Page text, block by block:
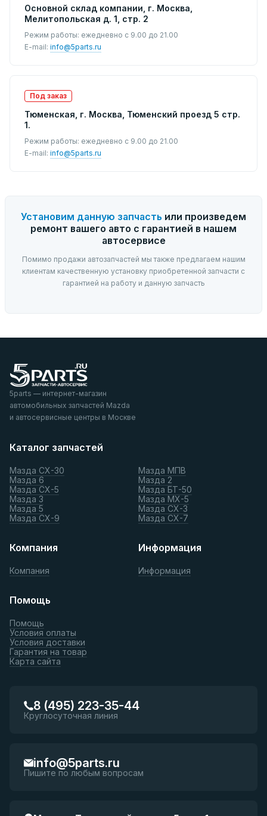
Основной склад компании, г. Москва,
Мелитопольская д. 1, стр. 2
Режим работы: ежедневно с 9.00 до 21.00
E-mail: info@5parts.ru
Под заказ
Тюменская, г. Москва, Тюменский проезд 5 стр.
1.
Режим работы: ежедневно с 9.00 до 21.00
E-mail: info@5parts.ru
Установим данную запчасть или произведем
ремонт вашего авто с гарантией в нашем
автосервисе
Помимо продажи автозапчастей мы также предлагаем нашим
клиентам качественную установку приобретенной запчасти с
гарантией на работу и данную запчасть
5parts — интернет-магазин
автомобильных запчастей Mazda
и автосервисные центры в Москве
Каталог запчастей
Мазда СХ-30
Мазда 6
Мазда СХ-5
Мазда 3
Мазда 5
Мазда СХ-9
Мазда МПВ
Мазда 2
Мазда БТ-50
Мазда МХ-5
Мазда СХ-3
Мазда СХ-7
Компания
Компания
Информация
Информация
Помощь
Помощь
Условия оплаты
Условия доставки
Гарантия на товар
Карта сайта
8 (495) 223-35-44
Круглосуточная линия
info@5parts.ru
Пишите по любым вопросам